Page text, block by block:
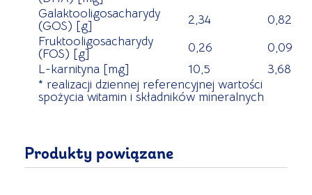
Galaktooligosacharydy
(GOS) [g]
2,34
0,82
Fruktooligosacharydy
(FOS) [g]
0,26
0,09
L-karnityna [mg]
10,5
3,68
* realizacji dziennej referencyjnej wartości
spożycia witamin i składników mineralnych
Produkty powiązane